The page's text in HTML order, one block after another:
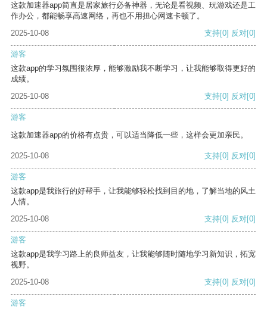
这款加速器app简直是居家旅行必备神器，无论是看视频、玩游戏还是工
作办公，都能畅享高速网络，再也不用担心网速卡顿了。
2025-10-08
支持[0] 反对[0]
游客
这款app的学习氛围很浓厚，能够激励我不断学习，让我能够取得更好的
成绩。
2025-10-08
支持[0] 反对[0]
游客
这款加速器app的价格有点贵，可以适当降低一些，这样会更加亲民。
2025-10-08 支持[0] 反对[0]
游客
这款app是我旅行的好帮手，让我能够轻松找到目的地，了解当地的风土
人情。
2025-10-08
支持[0] 反对[0]
游客
这款app是我学习路上的良师益友，让我能够随时随地学习新知识，拓宽
视野。
2025-10-08
支持[0] 反对[0]
游客